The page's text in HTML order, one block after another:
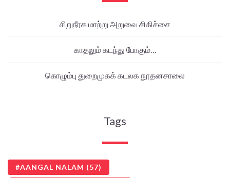
சிறுநீரக மாற்று அறுவை சிகிச்சை
காதலும் கடந்து போகும்…
கொழும்பு துறைமுகக் கடலக நூதனசாலை
Tags
AANGAL NALAM (57)